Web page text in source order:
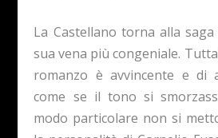
La Castellano torna alla
sua vena più congeniale.
romanzo è avvincente e di
come se il tono si
modo particolare non si